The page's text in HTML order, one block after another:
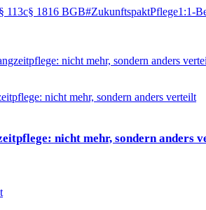
113c§ 1816 BGB#ZukunftspaktPflege1:1-
nicht mehr, sondern anders
nicht mehr, sondern anders